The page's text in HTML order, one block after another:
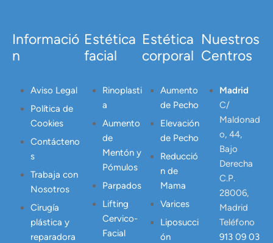
Informació
n
Aviso Legal
Política de
Cookies
Contácteno
s
Trabaja con
Nosotros
Cirugía
plástica y
reparadora
Estética
facial
Rinoplasti
a
Aumento
de
Mentón y
Pómulos
Parpados
Lifting
Cervico-
Facial
Estética
corporal
Aumento
de Pecho
Elevación
de Pecho
Reducció
n de
Mama
Varices
Liposucci
ón
Nuestros
Centros
Madrid
C/
Maldonad
o, 44,
Bajo
Derecha
C.P.
28006,
Madrid
Teléfono
913 09 03